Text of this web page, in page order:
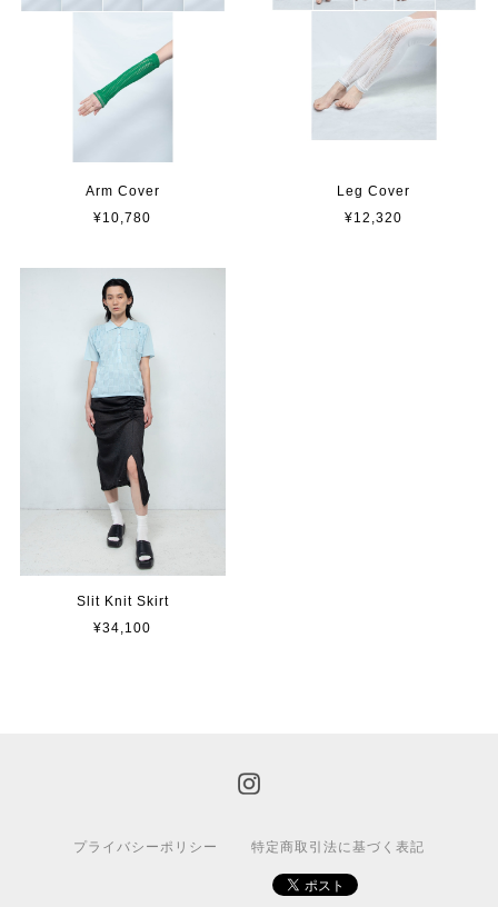
Arm Cover
¥10,780
Leg Cover
¥12,320
Slit Knit Skirt
¥34,100
プライバシーポリシー 特定商取引法に基づく表記